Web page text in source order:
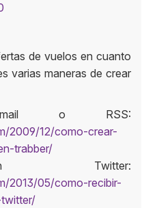
de vuelos en cuanto
varias maneras de crear
o RSS:
2009/12/como-crear-
trabber/
2013/05/como-recibir-